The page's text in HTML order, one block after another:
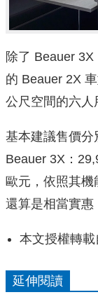
除了 Beauer
的 Beauer 2X
公尺空間的六人
基本建議售價分
Beauer 3X：
歐元，依照其
還算是相當實惠
本文授權轉載
延伸閱讀